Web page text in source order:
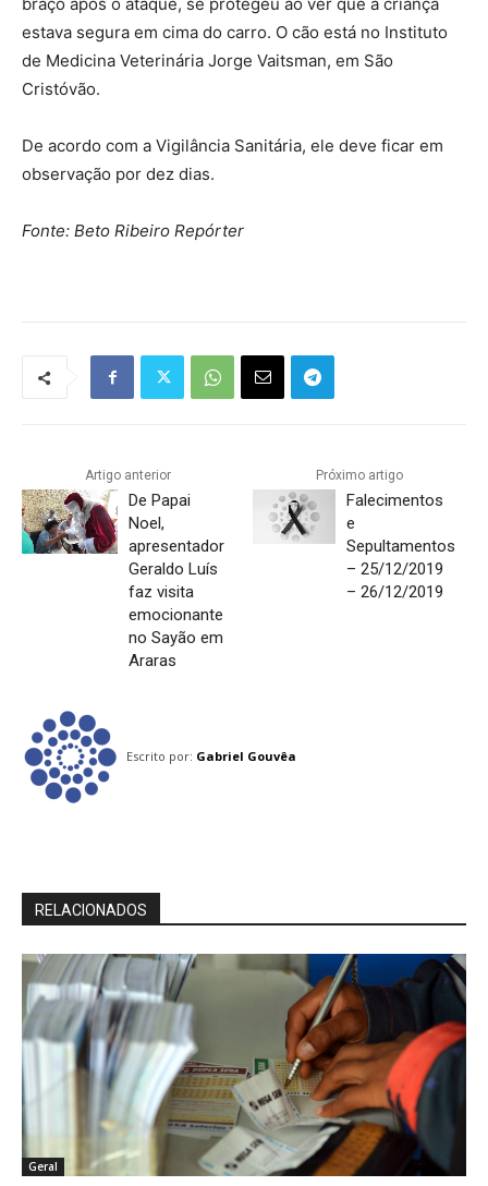
braço após o ataque, se protegeu ao ver que a criança
estava segura em cima do carro. O cão está no Instituto
de Medicina Veterinária Jorge Vaitsman, em São
Cristóvão.
De acordo com a Vigilância Sanitária, ele deve ficar em
observação por dez dias.
Fonte: Beto Ribeiro Repórter
Artigo anterior
De Papai
Noel,
apresentador
Geraldo Luís
faz visita
emocionante
no Sayão em
Araras
Próximo artigo
Falecimentos
e
Sepultamentos
– 25/12/2019
– 26/12/2019
Escrito por: Gabriel Gouvêa
RELACIONADOS
Geral